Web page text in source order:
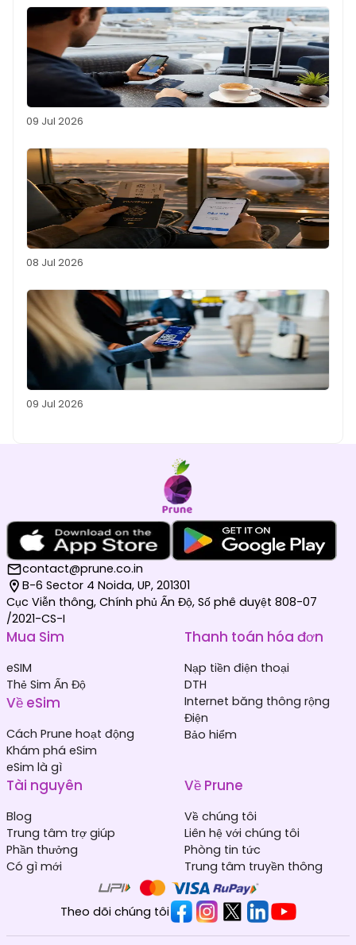
09 Jul 2026
08 Jul 2026
09 Jul 2026
contact@prune.co.in
B-6 Sector 4 Noida, UP, 201301
Cục Viễn thông, Chính phủ Ấn Độ, Số phê duyệt 808-07
/2021-CS-I
Mua Sim
eSIM
Thẻ Sim Ấn Độ
Về eSim
Cách Prune hoạt động
Khám phá eSim
eSim là gì
Thanh toán hóa đơn
Nạp tiền điện thoại
DTH
Internet băng thông rộng
Điện
Bảo hiểm
Tài nguyên
Blog
Trung tâm trợ giúp
Phần thưởng
Có gì mới
Về Prune
Về chúng tôi
Liên hệ với chúng tôi
Phòng tin tức
Trung tâm truyền thông
Theo dõi chúng tôi